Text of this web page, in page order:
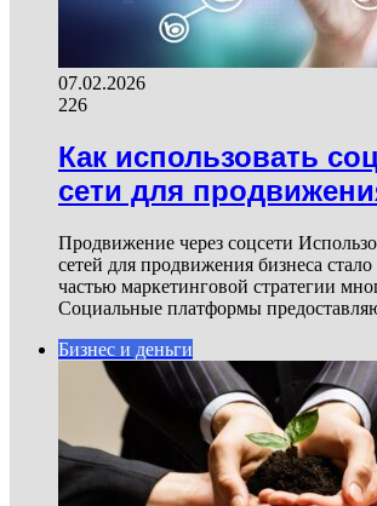
07.02.2026
226
Как использовать
сети для
Продвижение через соцсети
сетей для продвижения бизнеса
частью маркетинговой стратегии
Социальные платформы
Бизнес и деньги